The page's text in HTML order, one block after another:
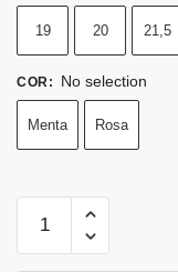
19 20 21,5
COR: No selection
Menta Rosa